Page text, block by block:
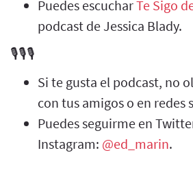
Puedes escucharTe Sigo
podcast de Jessica Blady.
🎙️🎙️🎙️
Si te gusta el podcast, no
con tus amigos o en redes
Puedes seguirme en
Instagram: @ed_marin.